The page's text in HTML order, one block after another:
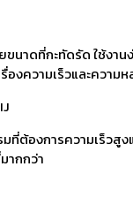
าดที่กะทัดรัด ใช้งาน
องความเร็วและคว
ต้องการความเร็วสู
ากกว่า